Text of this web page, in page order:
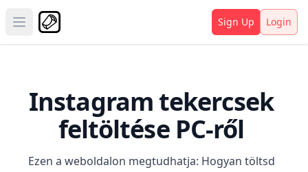
Open main menu Sign Up Login
Instagram tekercsek
feltöltése PC-ről
Ezen a weboldalon megtudhatja: Hogyan töltsd